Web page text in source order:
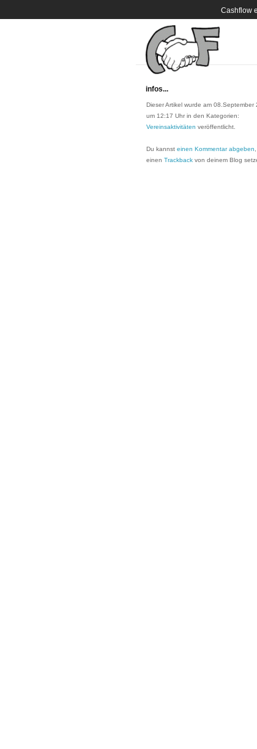
Cashflow
infos...
Dieser Artikel wurde am 08.September
um 12:17 Uhr in den Kategorien:
Vereinsaktivitäten veröffentlicht.
Du kannst einen Kommentar abgeben
einen Trackback von deinem Blog